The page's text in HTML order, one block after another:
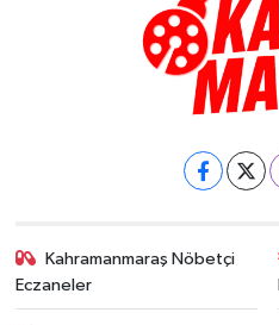
Kahramanmaraş Nöbetçi
Eczaneler